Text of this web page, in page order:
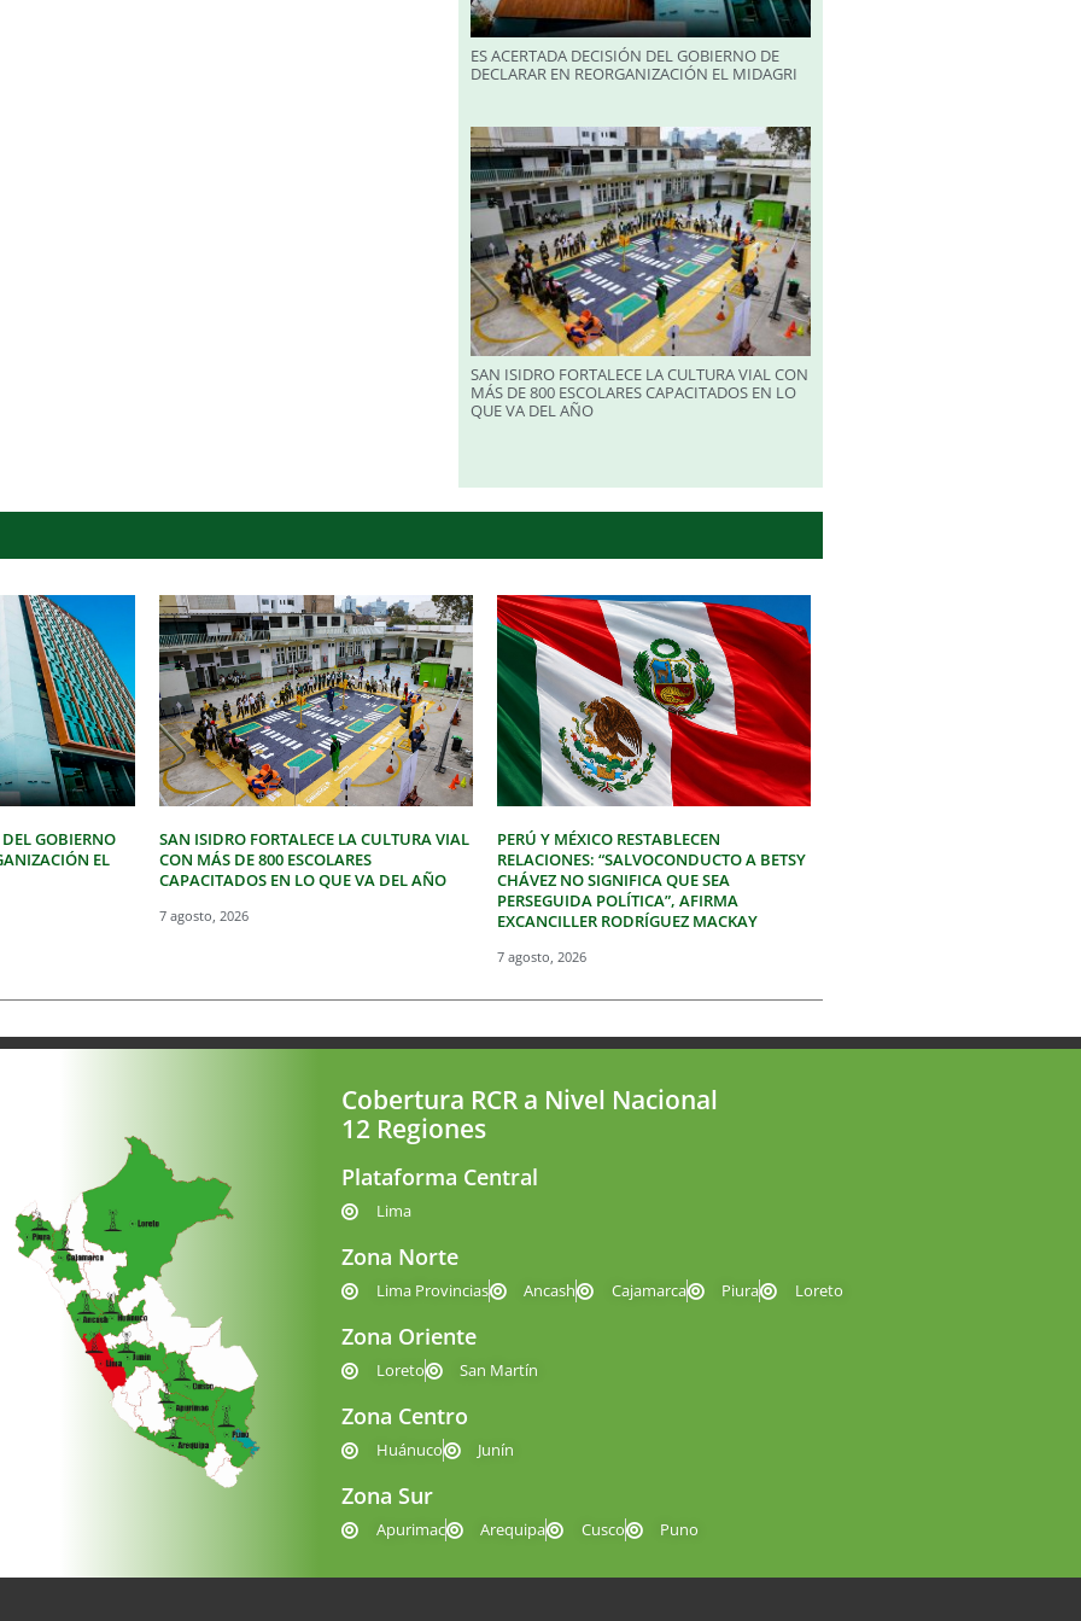
ES ACERTADA DECISIÓN DEL GOBIERNO DE
DECLARAR EN REORGANIZACIÓN EL MIDAGRI
SAN ISIDRO FORTALECE LA CULTURA VIAL CON
MÁS DE 800 ESCOLARES CAPACITADOS EN LO
QUE VA DEL AÑO
GOBIERNO
EL
SAN ISIDRO FORTALECE LA CULTURA VIAL
CON MÁS DE 800 ESCOLARES
CAPACITADOS EN LO QUE VA DEL AÑO
7 agosto, 2026
PERÚ Y MÉXICO RESTABLECEN
RELACIONES: “SALVOCONDUCTO A BETSY
CHÁVEZ NO SIGNIFICA QUE SEA
PERSEGUIDA POLÍTICA”, AFIRMA
EXCANCILLER RODRÍGUEZ MACKAY
7 agosto, 2026
Cobertura RCR a Nivel Nacional
12 Regiones
Plataforma Central
Lima
Zona Norte
Lima Provincias Ancash Cajamarca Piura Loreto
Zona Oriente
Loreto San Martín
Zona Centro
Huánuco Junín
Zona Sur
Apurimac Arequipa Cusco Puno